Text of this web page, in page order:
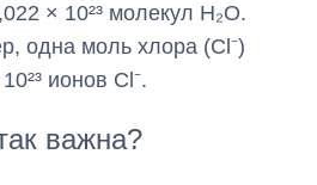
× 10²³ молекул H₂O.
одна моль хлора (Cl⁻)
ионов Cl⁻.
важна?